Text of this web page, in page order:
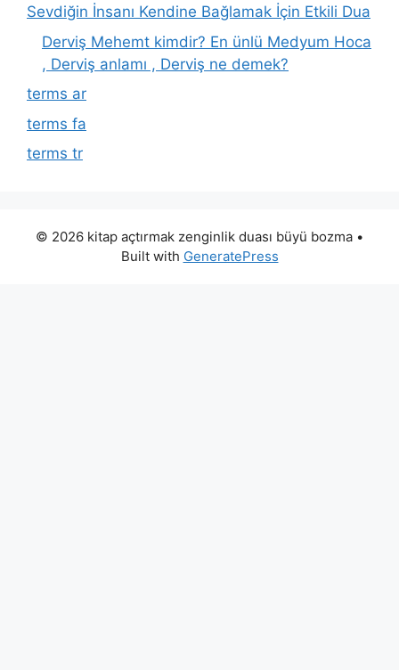
Sevdiğin İnsanı Kendine Bağlamak İçin Etkili Dua
Derviş Mehemt kimdir? En ünlü Medyum Hoca
, Derviş anlamı , Derviş ne demek?
terms ar
terms fa
terms tr
© 2026 kitap açtırmak zenginlik duası büyü bozma •
Built with GeneratePress